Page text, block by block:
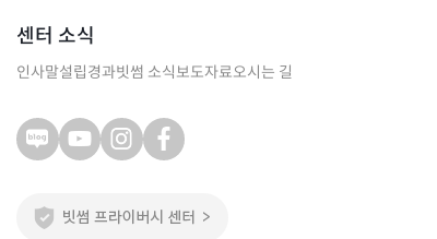
센터 소식
인사말설립경과빗썸 소식보도자료오시는 길